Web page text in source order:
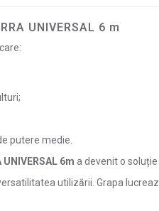
UNIVERSAL 6 m
putere medie.
UNIVERSAL 6m a devenit o
utilizării. Grapa